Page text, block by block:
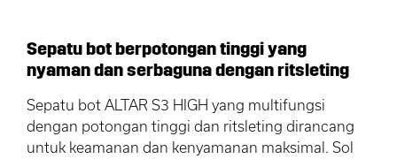
Sepatu bot berpotongan tinggi yang
nyaman dan serbaguna dengan ritsleting
Sepatu bot ALTAR S3 HIGH yang multifungsi
dengan potongan tinggi dan ritsleting dirancang
untuk keamanan dan kenyamanan maksimal. Sol